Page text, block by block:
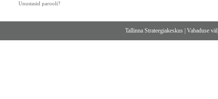
Unustasid parooli?
Tallinna Strateegiakeskus |Vabaduse